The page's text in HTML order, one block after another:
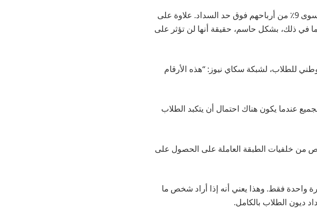
“بغض النظر عن حجم قرضهم، فإن الخريجين لن يسددوا سوى 9٪ من أرباحهم فوق حد السداد. علاوة على
في ذلك، بشكل حاسم، حقيقة أنها لن تؤثر على
للطلاب، لشبكة سكاي نيوز: “هذه الأرقام
عندما يكون هناك احتمال أن يتكبد الطلاب
من خلفيات الطبقة العاملة على الحصول على
فقط. وهذا يعني أنه إذا أراد شخص ما
ديون الطلاب بالكامل.